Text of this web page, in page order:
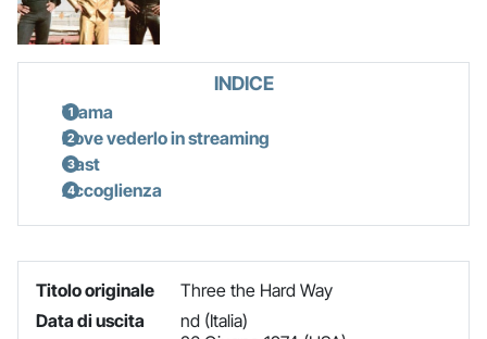
INDICE
Trama
Dove vederlo in streaming
Cast
Accoglienza
Titolo originale
Three the Hard Way
Data di uscita
nd (Italia)